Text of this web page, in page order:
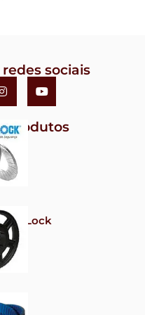
sociais
Produtos
Lock